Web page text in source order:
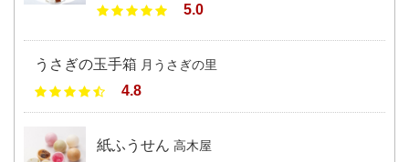
5.0
うさぎの玉手箱 月うさぎの里
4.8
紙ふうせん 高木屋